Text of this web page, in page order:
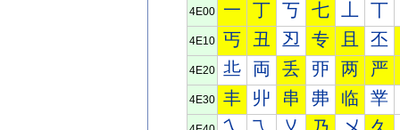
4E00 一 丁 丂 七 丅
4E10 丐 丑 丒 专 且 丕
4E20 丠 両 丢 丣 两 严
4E30 丰 丱 串 丳 临 丵